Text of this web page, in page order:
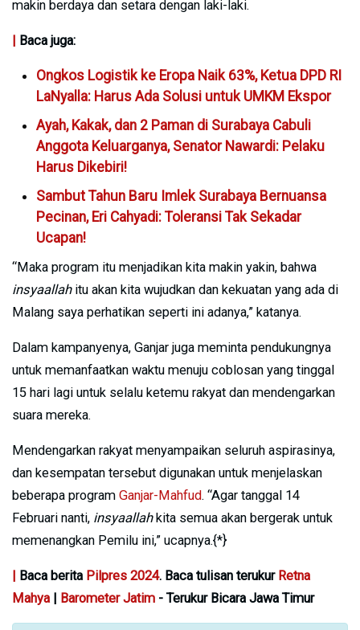
makin berdaya dan setara dengan laki-laki.
Baca juga:
Ongkos Logistik ke Eropa Naik 63%, Ketua DPD RI
LaNyalla: Harus Ada Solusi untuk UMKM Ekspor
Ayah, Kakak, dan 2 Paman di Surabaya Cabuli
Anggota Keluarganya, Senator Nawardi: Pelaku
Harus Dikebiri!
Sambut Tahun Baru Imlek Surabaya Bernuansa
Pecinan, Eri Cahyadi: Toleransi Tak Sekadar
Ucapan!
“Maka program itu menjadikan kita makin yakin, bahwa
insyaallahitu akan kita wujudkan dan kekuatan yang ada di
Malang saya perhatikan seperti ini adanya,” katanya.
Dalam kampanyenya, Ganjar juga meminta pendukungnya
untuk memanfaatkan waktu menuju coblosan yang tinggal
15 hari lagi untuk selalu ketemu rakyat dan mendengarkan
suara mereka.
Mendengarkan rakyat menyampaikan seluruh aspirasinya,
dan kesempatan tersebut digunakan untuk menjelaskan
beberapa program Ganjar-Mahfud. “Agar tanggal 14
Februari nanti, insyaallahkita semua akan bergerak untuk
memenangkan Pemilu ini,” ucapnya.{*}
Baca berita Pilpres 2024. Baca tulisan terukur Retna
Mahya| Barometer Jatim - Terukur Bicara Jawa Timur